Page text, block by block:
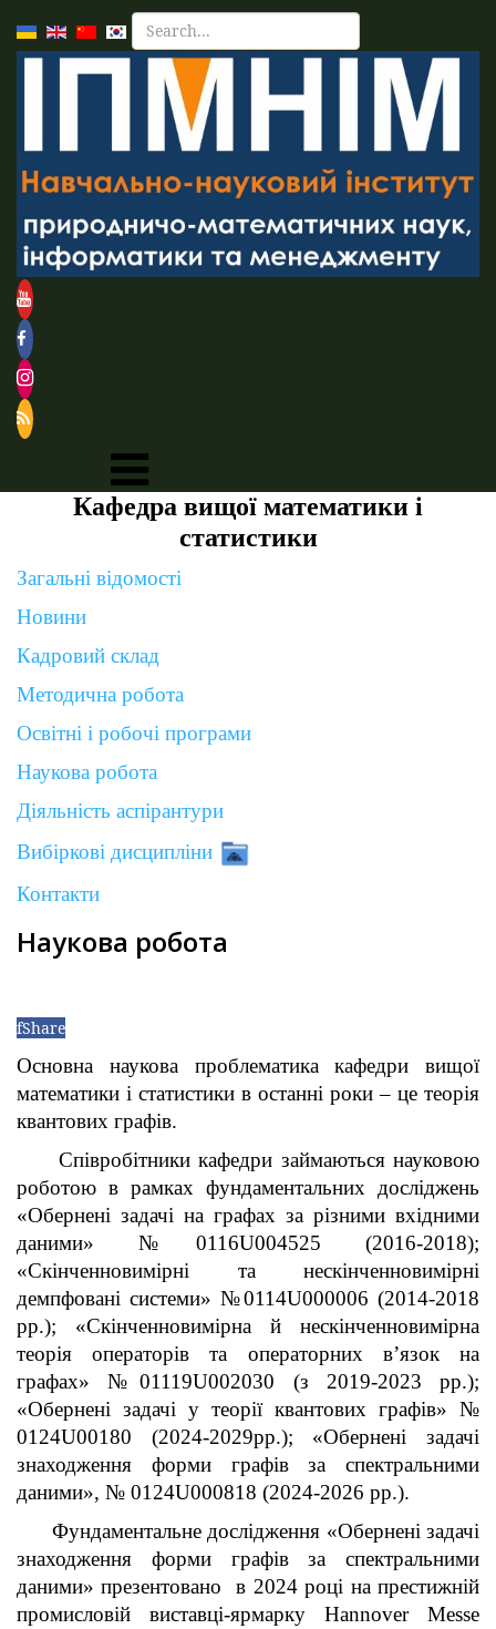
Кафедра вищої математики і
статистики
Загальні відомості
Новини
Кадровий склад
Методична робота
Освітні і робочі програми
Наукова робота
Діяльність аспірантури
Вибіркові дисципліни
Контакти
Наукова робота
fShare
Основна наукова проблематика кафедри вищої
математики і статистики в останні роки – це теорія
квантових графів.
Співробітники кафедри займаються науковою
роботою в рамках фундаментальних досліджень
«Обернені задачі на графах за різними вхідними
даними» №0116U004525 (2016-2018);
«Скінченновимірні та нескінченновимірні
демпфовані системи» №0114U000006 (2014-2018
рр.); «Скінченновимірна й нескінченновимірна
теорія операторів та операторних в’язок на
графах» №01119U002030 (з 2019-2023 рр.);
«Обернені задачі у теорії квантових графів» №
0124U00180 (2024-2029рр.); «Обернені задачі
знаходження форми графів за спектральними
даними», № 0124U000818 (2024-2026 рр.).
Фундаментальне дослідження «Обернені задачі
знаходження форми графів за спектральними
даними» презентовано в 2024 році на престижній
промисловій виставці-ярмарку Hannover Messe